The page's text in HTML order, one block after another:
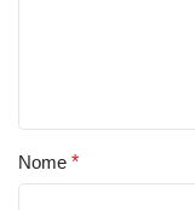
Nome *